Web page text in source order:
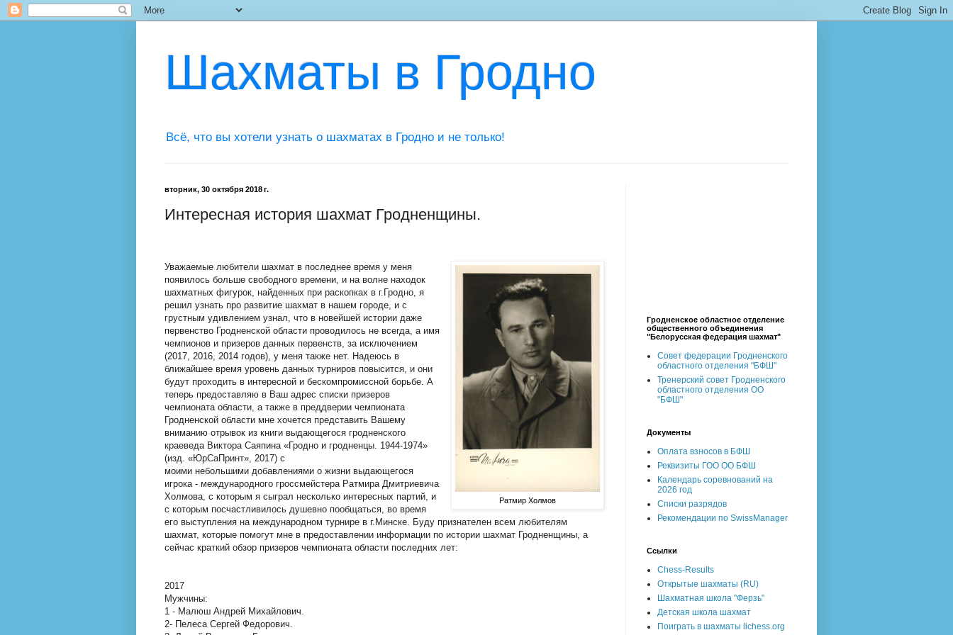
Шахматы в Гродно
Всё, что вы хотели узнать о шахматах в Гродно и не только!
вторник, 30 октября 2018 г.
Интересная история шахмат Гродненщины.
Ратмир Холмов
Уважаемые любители шахмат в последнее время у меня
появилось больше свободного времени, и на волне находок
шахматных фигурок, найденных при раскопках в г.Гродно, я
решил узнать про развитие шахмат в нашем городе, и с
грустным удивлением узнал, что в новейшей истории даже
первенство Гродненской области проводилось не всегда, а имя
чемпионов и призеров данных первенств, за исключением
(2017, 2016, 2014 годов), у меня также нет. Надеюсь в
ближайшее время уровень данных турниров повысится, и они
будут проходить в интересной и бескомпромиссной борьбе. А
теперь предоставляю в Ваш адрес списки призеров
чемпионата области, а также в преддверии чемпионата
Гродненской области мне хочется представить Вашему
вниманию отрывок из книги выдающегося гродненского
краеведа Виктора Саяпина «Гродно и гродненцы. 1944-1974»
(изд. «ЮрСаПринт», 2017) с
моими небольшими добавлениями о жизни выдающегося
игрока - международного гроссмейстера Ратмира Дмитриевича
Холмова, с которым я сыграл несколько интересных партий, и
с которым посчастливилось душевно пообщаться, во время
его выступления на международном турнире в г.Минске. Буду признателен всем любителям
шахмат, которые помогут мне в предоставлении информации по истории шахмат Гродненщины, а
сейчас краткий обзор призеров чемпионата области последних лет:
2017
Мужчины:
1 - Малюш Андрей Михайлович.
2- Пелеса Сергей Федорович.
Гродненское областное отделение
общественного объединения
"Белорусская федерация шахмат"
Совет федерации Гродненского
областного отделения "БФШ"
Тренерский совет Гродненского
областного отделения ОО
"БФШ"
Документы
Оплата взносов в БФШ
Реквизиты ГОО ОО БФШ
Календарь соревнований на
2026 год
Списки разрядов
Рекомендации по SwissManager
Ссылки
Chess-Results
Открытые шахматы (RU)
Шахматная школа "Ферзь"
Детская школа шахмат
Поиграть в шахматы lichess.org